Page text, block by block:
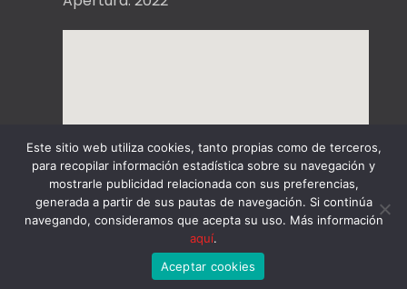
Este sitio web utiliza cookies, tanto propias como de terceros,
para recopilar información estadística sobre su navegación y
mostrarle publicidad relacionada con sus preferencias,
generada a partir de sus pautas de navegación. Si continúa
navegando, consideramos que acepta su uso. Más información
aquí.
Aceptar cookies